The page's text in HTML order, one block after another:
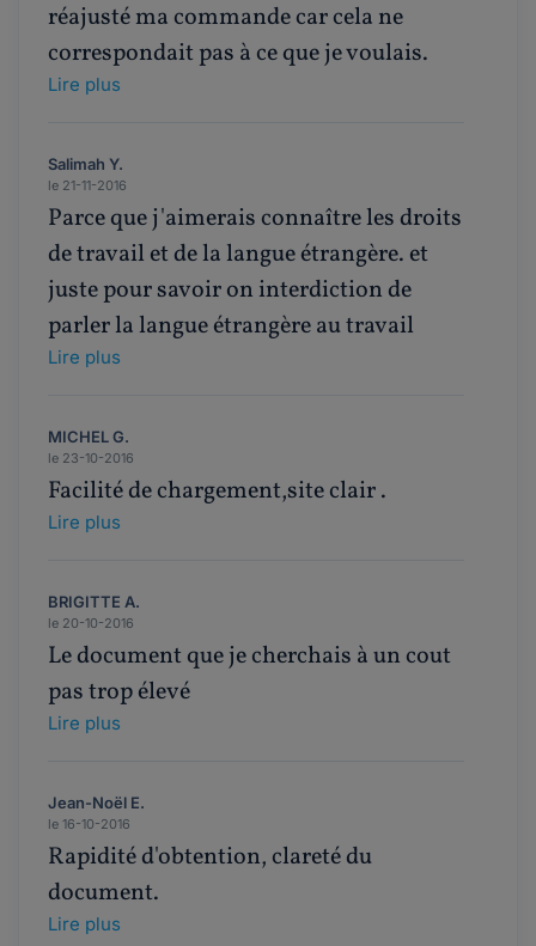
réajusté ma commande car cela ne
correspondait pas à ce que je voulais.
Lire plus
Salimah Y.
le 21-11-2016
Parce que j'aimerais connaître les droits
de travail et de la langue étrangère. et
juste pour savoir on interdiction de
parler la langue étrangère au travail
Lire plus
MICHEL G.
le 23-10-2016
Facilité de chargement,site clair .
Lire plus
BRIGITTE A.
le 20-10-2016
Le document que je cherchais à un cout
pas trop élevé
Lire plus
Jean-Noël E.
le 16-10-2016
Rapidité d'obtention, clareté du
document.
Lire plus